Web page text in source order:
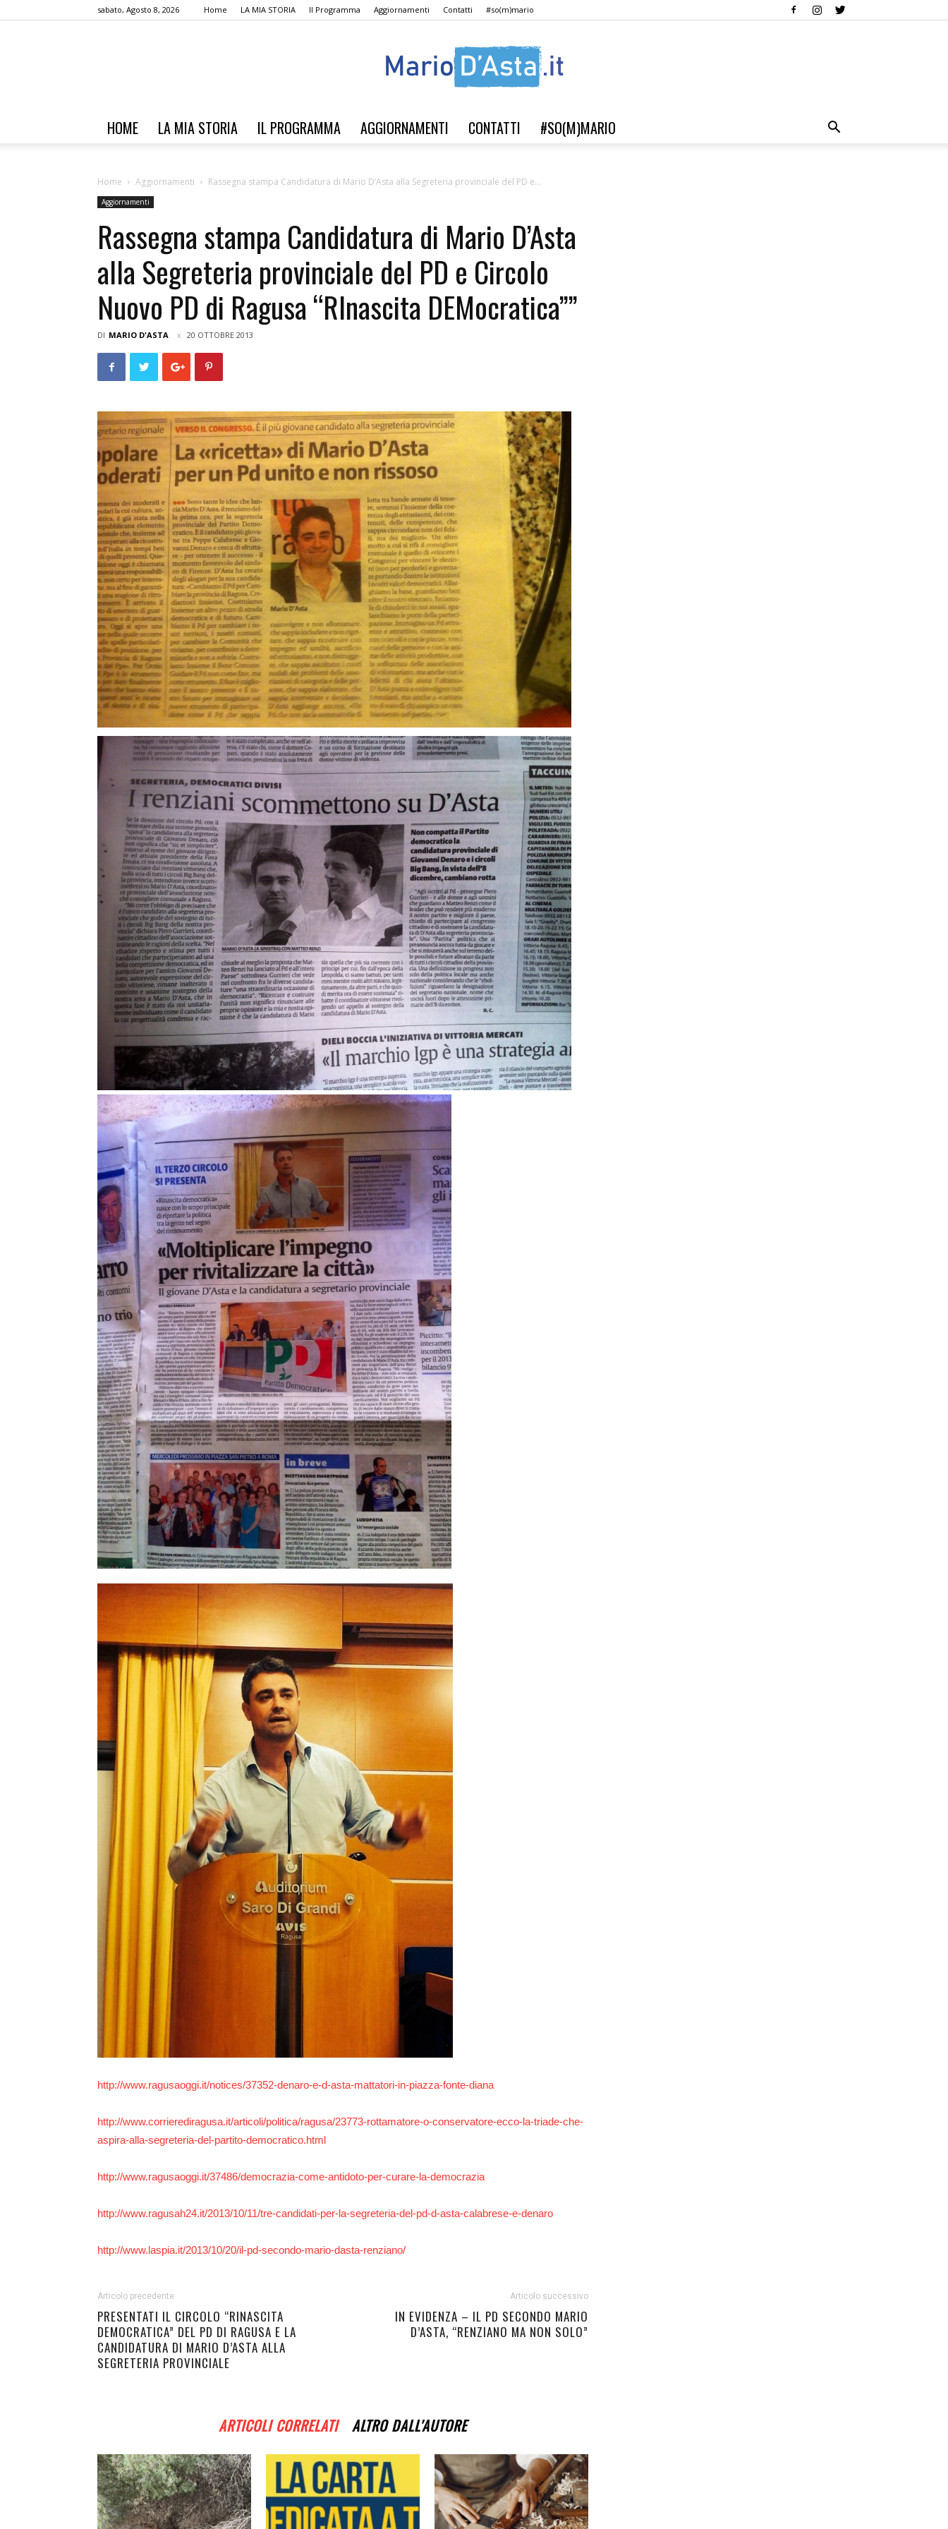
sabato, Agosto 8, 2026 Home LA MIA STORIA Il Programma Aggiornamenti Contatti #so(m)mario
il
HOME LA MIA STORIA IL PROGRAMMA AGGIORNAMENTI CONTATTI #SO(M)MARIO
Home Aggiornamenti Rassegna stampa Candidatura di Mario D’Asta alla Segreteria provinciale del PD e...
Aggiornamenti
Rassegna stampa Candidatura di Mario D’Asta
alla Segreteria provinciale del PD e Circolo
Nuovo PD di Ragusa “RInascita DEMocratica””
DI MARIO D'ASTA 20 OTTOBRE 2013
http://www.ragusaoggi.it/notices/37352-denaro-e-d-asta-mattatori-in-piazza-fonte-diana
http://www.corrierediragusa.it/articoli/politica/ragusa/23773-rottamatore-o-conservatore-ecco-la-triade-che-
aspira-alla-segreteria-del-partito-democratico.html
http://www.ragusaoggi.it/37486/democrazia-come-antidoto-per-curare-la-democrazia
http://www.ragusah24.it/2013/10/11/tre-candidati-per-la-segreteria-del-pd-d-asta-calabrese-e-denaro
http://www.laspia.it/2013/10/20/il-pd-secondo-mario-dasta-renziano/
Articolo precedente
PRESENTATI IL CIRCOLO “RINASCITA
DEMOCRATICA” DEL PD DI RAGUSA E LA
CANDIDATURA DI MARIO D’ASTA ALLA
SEGRETERIA PROVINCIALE
Articolo successivo
IN EVIDENZA – IL PD SECONDO MARIO
D’ASTA, “RENZIANO MA NON SOLO”
ARTICOLI CORRELATI ALTRO DALL'AUTORE